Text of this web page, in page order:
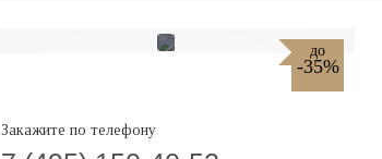
до
-35%
Закажите по телефону